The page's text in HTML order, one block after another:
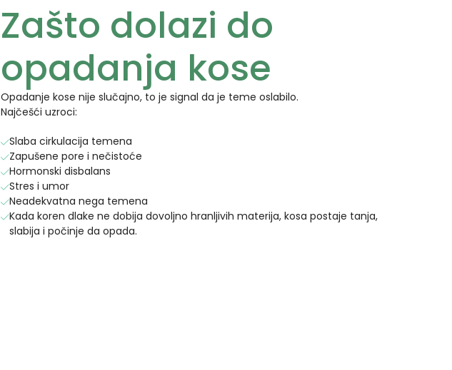
Zašto dolazi do
opadanja kose
Opadanje kose nije slučajno, to je signal da je teme oslabilo.
Najčešći uzroci:
Slaba cirkulacija temena
Zapušene pore i nečistoće
Hormonski disbalans
Stres i umor
Neadekvatna nega temena
Kada koren dlake ne dobija dovoljno hranljivih materija, kosa postaje tanja,
slabija i počinje da opada.